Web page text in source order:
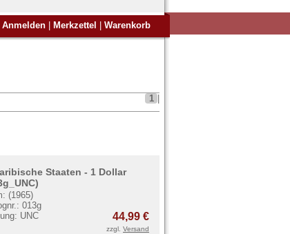
Banknoten
Anmelden Merkzettel Warenkorb
1
Staaten - 1 Dollar
(1965)
013g
UNC
44,99 €
zzgl. Versand